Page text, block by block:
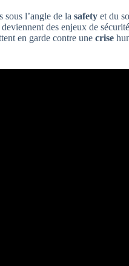
sous l’angle de la safety et du
des enjeux de
en garde contre une crise